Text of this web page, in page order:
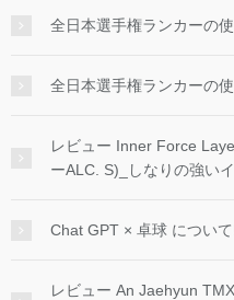
全日本選手権ランカー
全日本選手権ランカー
レビュー Inner Force
ーALC. S)_しなりの強い
Chat GPT × 卓球 につい
レビュー An Jaehyun